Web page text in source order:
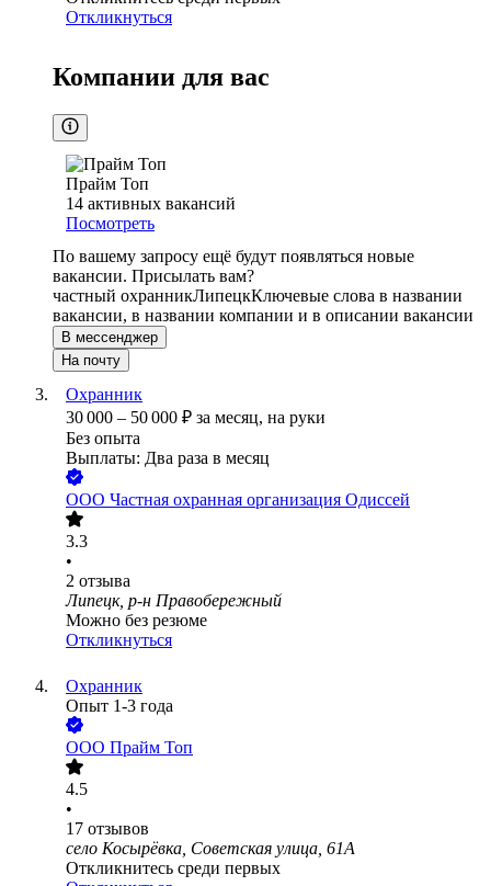
Откликнуться
Компании для вас
Прайм Топ
14 активных вакансий
Посмотреть
По вашему запросу ещё будут появляться новые
вакансии. Присылать вам?
частный охранникЛипецкКлючевые слова в названии
вакансии, в названии компании и в описании вакансии
В мессенджер
На почту
Охранник
30 000 – 50 000 ₽ за месяц, на руки
Без опыта
Выплаты: Два раза в месяц
ООО Частная охранная организация Одиссей
3.3
•
2 отзыва
Липецк, р-н Правобережный
Можно без резюме
Откликнуться
Охранник
Опыт 1-3 года
ООО Прайм Топ
4.5
•
17 отзывов
село Косырёвка, Советская улица, 61А
Откликнитесь среди первых